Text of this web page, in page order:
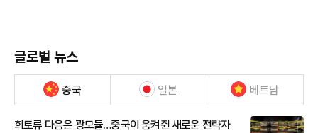
글로벌 뉴스
중국 일본 베트남
희토류 다음은 광모듈…중국이 움켜쥔 새로운 전략자